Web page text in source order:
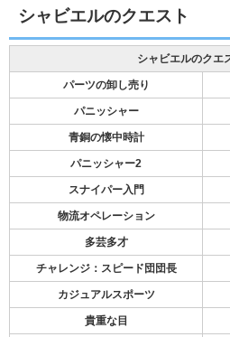
シャビエルのクエスト
シャビエルのクエ
パーツの卸し売り
パニッシャー
青銅の懐中時計
パニッシャー2
スナイパー入門
物流オペレーション
多芸多才
チャレンジ：スピード団団長
カジュアルスポーツ
貴重な目